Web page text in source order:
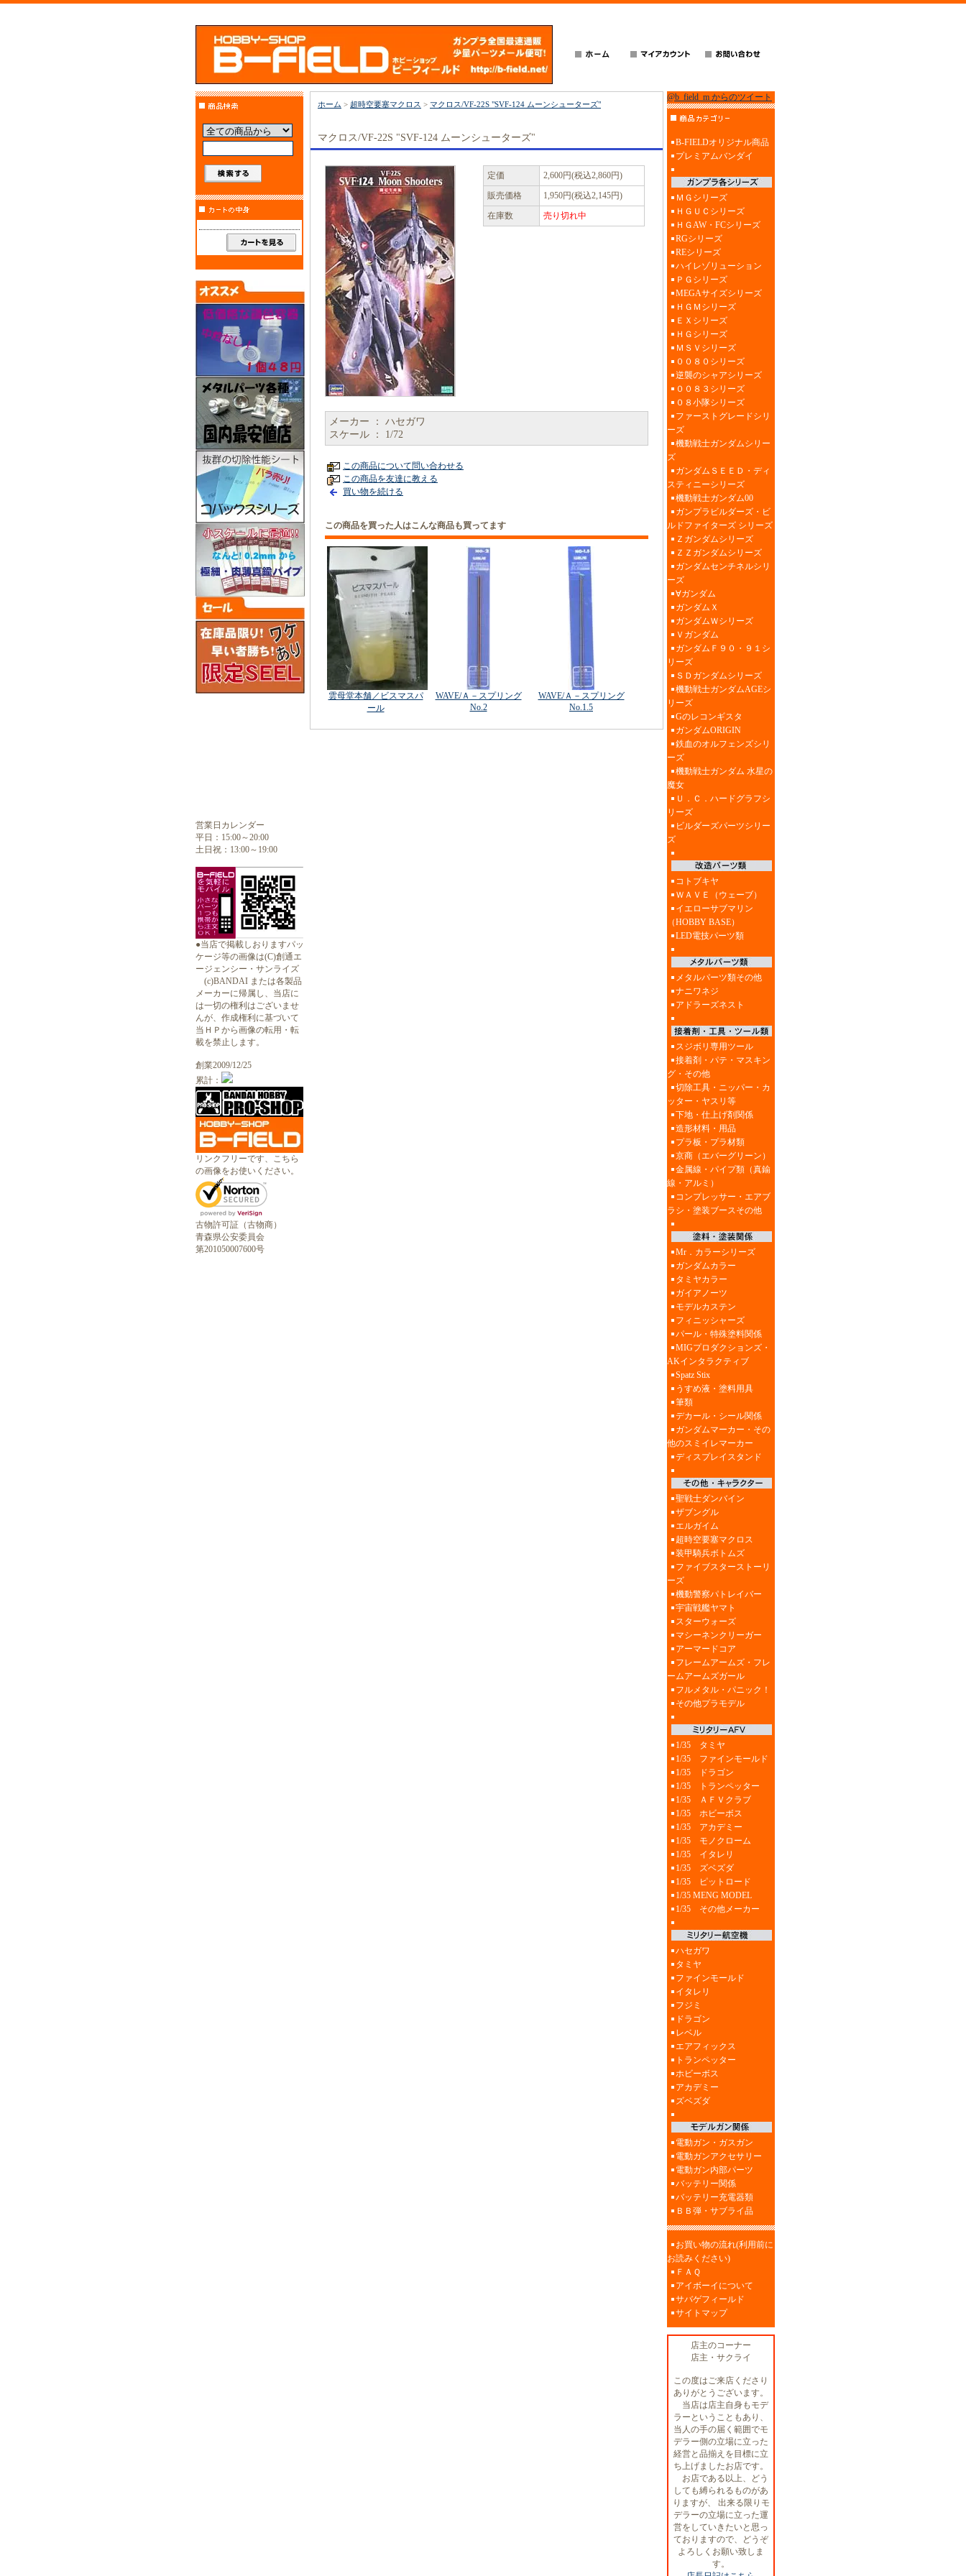
営業日カレンダー
平日：15:00～20:00
土日祝：13:00～19:00
●当店で掲載しおりますパッ
ケージ等の画像は(C)創通エ
ージェンシー・サンライズ
(c)BANDAI または各製品
メーカーに帰属し、当店に
は一切の権利はございませ
んが、作成権利に基づいて
当ＨＰから画像の転用・転
載を禁止します。
創業2009/12/25
累計：
リンクフリーです、こちら
の画像をお使いください。
古物許可証（古物商）
青森県公安委員会
第201050007600号
ホーム > 超時空要塞マクロス > マクロス/VF-22S "SVF-124 ムーンシューターズ"
マクロス/VF-22S "SVF-124 ムーンシューターズ"
定価
2,600円(税込2,860円)
販売価格
1,950円(税込2,145円)
在庫数
売り切れ中
メーカー ： ハセガワ
スケール ： 1/72
この商品について問い合わせる
この商品を友達に教える
買い物を続ける
この商品を買った人はこんな商品も買ってます
雲母堂本舗／ビスマスパ
ール
WAVE/Ａ－スプリング
No.2
WAVE/Ａ－スプリング
No.1.5
@b_field_m からのツイート
B-FIELDオリジナル商品
プレミアムバンダイ
ＭＧシリーズ
ＨＧＵＣシリーズ
ＨＧAW・FCシリーズ
RGシリーズ
REシリーズ
ハイレゾリューション
ＰＧシリーズ
MEGAサイズシリーズ
ＨＧＭシリーズ
ＥＸシリーズ
ＨＧシリーズ
ＭＳＶシリーズ
００８０シリーズ
逆襲のシャアシリーズ
００８３シリーズ
０８小隊シリーズ
ファーストグレードシリ
ーズ
機動戦士ガンダムシリー
ズ
ガンダムＳＥＥＤ・ディ
スティニーシリーズ
機動戦士ガンダム00
ガンプラビルダーズ・ビ
ルドファイターズ シリーズ
Ｚガンダムシリーズ
ＺＺガンダムシリーズ
ガンダムセンチネルシリ
ーズ
∀ガンダム
ガンダムＸ
ガンダムＷシリーズ
Ｖガンダム
ガンダムＦ９０・９１シ
リーズ
ＳＤガンダムシリーズ
機動戦士ガンダムAGEシ
リーズ
Gのレコンギスタ
ガンダムORIGIN
鉄血のオルフェンズシリ
ーズ
機動戦士ガンダム 水星の
魔女
Ｕ．Ｃ．ハードグラフシ
リーズ
ビルダーズパーツシリー
ズ
コトブキヤ
ＷＡＶＥ（ウェーブ）
イエローサブマリン
（HOBBY BASE）
LED電技パーツ類
メタルパーツ類その他
ナニワネジ
アドラーズネスト
スジボリ専用ツール
接着剤・パテ・マスキン
グ・その他
切除工具・ニッパー・カ
ッター・ヤスリ等
下地・仕上げ剤関係
造形材料・用品
プラ板・プラ材類
京商（エバーグリーン）
金属線・パイプ類（真鍮
線・アルミ）
コンプレッサー・エアブ
ラシ・塗装ブースその他
Mr．カラーシリーズ
ガンダムカラー
タミヤカラー
ガイアノーツ
モデルカステン
フィニッシャーズ
パール・特殊塗料関係
MIGプロダクションズ・
AKインタラクティブ
Spatz Stix
うすめ液・塗料用具
筆類
デカール・シール関係
ガンダムマーカー・その
他のスミイレマーカー
ディスプレイスタンド
聖戦士ダンバイン
ザブングル
エルガイム
超時空要塞マクロス
装甲騎兵ボトムズ
ファイブスターストーリ
ーズ
機動警察パトレイバー
宇宙戦艦ヤマト
スターウォーズ
マシーネンクリーガー
アーマードコア
フレームアームズ・フレ
ームアームズガール
フルメタル・パニック！
その他プラモデル
1/35 タミヤ
1/35 ファインモールド
1/35 ドラゴン
1/35 トランペッター
1/35 ＡＦＶクラブ
1/35 ホビーボス
1/35 アカデミー
1/35 モノクローム
1/35 イタレリ
1/35 ズベズダ
1/35 ピットロード
1/35 MENG MODEL
1/35 その他メーカー
ハセガワ
タミヤ
ファインモールド
イタレリ
フジミ
ドラゴン
レベル
エアフィックス
トランペッター
ホビーボス
アカデミー
ズベズダ
電動ガン・ガスガン
電動ガンアクセサリー
電動ガン内部パーツ
バッテリー関係
バッテリー充電器類
ＢＢ弾・サブライ品
お買い物の流れ(利用前に
お読みください)
ＦＡＱ
アイボーイについて
サバゲフィールド
サイトマップ
店主のコーナー
店主・サクライ
この度はご来店くださり
ありがとうございます。
当店は店主自身もモデ
ラーということもあり、
当人の手の届く範囲でモ
デラー側の立場に立った
経営と品揃えを目標に立
ち上げましたお店です。
お店である以上、どう
しても縛られるものがあ
りますが、 出来る限りモ
デラーの立場に立った運
営をしていきたいと思っ
ておりますので、どうぞ
よろしくお願い致しま
す。